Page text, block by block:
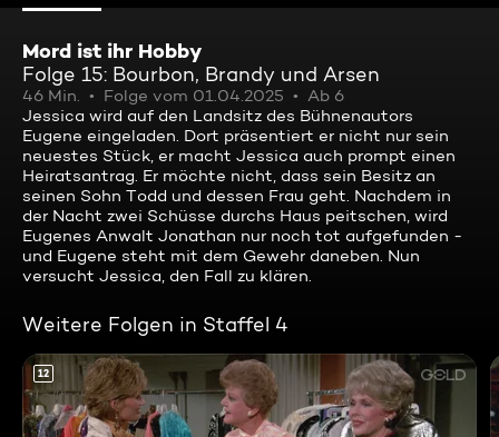
Mord ist ihr Hobby
Folge 15: Bourbon, Brandy und Arsen
46 Min. Folge vom 01.04.2025
Ab 6
Jessica wird auf den Landsitz des Bühnenautors
Eugene eingeladen. Dort präsentiert er nicht nur sein
neuestes Stück, er macht Jessica auch prompt einen
Heiratsantrag. Er möchte nicht, dass sein Besitz an
seinen Sohn Todd und dessen Frau geht. Nachdem in
der Nacht zwei Schüsse durchs Haus peitschen, wird
Eugenes Anwalt Jonathan nur noch tot aufgefunden -
und Eugene steht mit dem Gewehr daneben. Nun
versucht Jessica, den Fall zu klären.
Weitere Folgen in Staffel 4
12